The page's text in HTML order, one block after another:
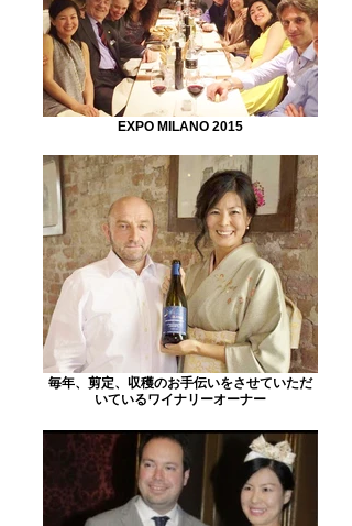
EXPO MILANO 2015
毎年、剪定、収穫のお手伝いをさせていただ
いているワイナリーオーナー